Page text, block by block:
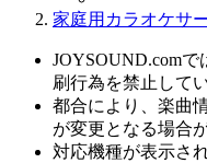
家庭用カラオケサ
JOYSOUND.com
刷行為を禁止して
都合により、楽曲
が変更となる場合
対応機種が表示さ